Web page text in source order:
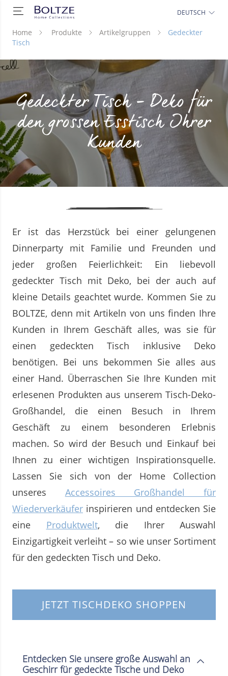
DEUTSCH
Home Produkte Artikelgruppen
Gedeckter
Tisch
Gedeckter Tisch – Deko für
den grossen Esstisch Ihrer
Kunden
Er ist das Herzstück bei einer gelungenen
Dinnerparty mit Familie und Freunden und
jeder großen Feierlichkeit: Ein liebevoll
gedeckter Tisch mit Deko, bei der auch auf
kleine Details geachtet wurde. Kommen Sie zu
BOLTZE, denn mit Artikeln von uns finden Ihre
Kunden in Ihrem Geschäft alles, was sie für
einen gedeckten Tisch inklusive Deko
benötigen. Bei uns bekommen Sie alles aus
einer Hand. Überraschen Sie Ihre Kunden mit
erlesenen Produkten aus unserem Tisch-Deko-
Großhandel, die einen Besuch in Ihrem
Geschäft zu einem besonderen Erlebnis
machen. So wird der Besuch und Einkauf bei
Ihnen zu einer wichtigen Inspirationsquelle.
Lassen Sie sich von der Home Collection
unseres Accessoires Großhandel für
Wiederverkäufer inspirieren und entdecken Sie
eine Produktwelt, die Ihrer Auswahl
Einzigartigkeit verleiht – so wie unser Sortiment
für den gedeckten Tisch und Deko.
JETZT TISCHDEKO SHOPPEN
Entdecken Sie unsere große Auswahl an
Geschirr für gedeckte Tische und Deko